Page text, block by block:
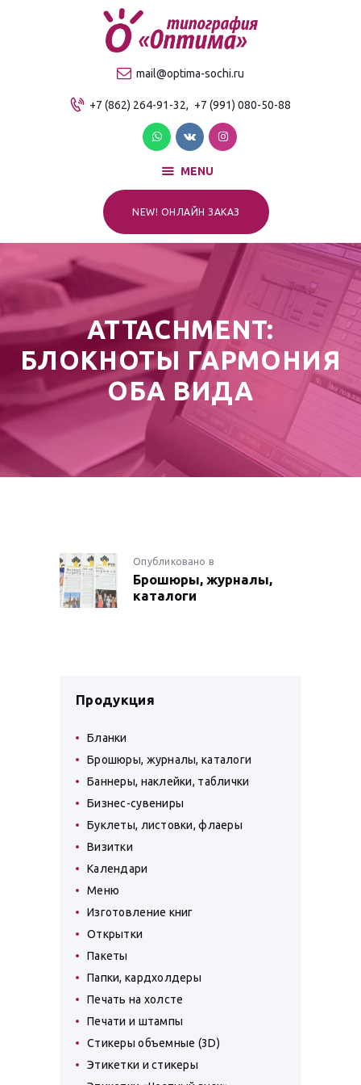
mail@optima-sochi.ru
+7 (862) 264-91-32, +7 (991) 080-50-88
MENU
NEW! ОНЛАЙН ЗАКАЗ
ATTACHMENT:
БЛОКНОТЫ ГАРМОНИЯ
ОБА ВИДА
Качественная типография в Сочи
О компании
Продукция
Услуги
Прайс-лист
Для клиентов
НАВИГАЦИЯ
ПО
Опубликовано вПредыдущая
запись:
Брошюры, журналы,
каталоги
Продукция
Бланки
Брошюры, журналы, каталоги
Баннеры, наклейки, таблички
Бизнес-сувениры
Буклеты, листовки, флаеры
Визитки
Календари
Меню
Изготовление книг
Открытки
Пакеты
Папки, кардхолдеры
Печать на холсте
Печати и штампы
Стикеры объемные (3D)
Этикетки и стикеры